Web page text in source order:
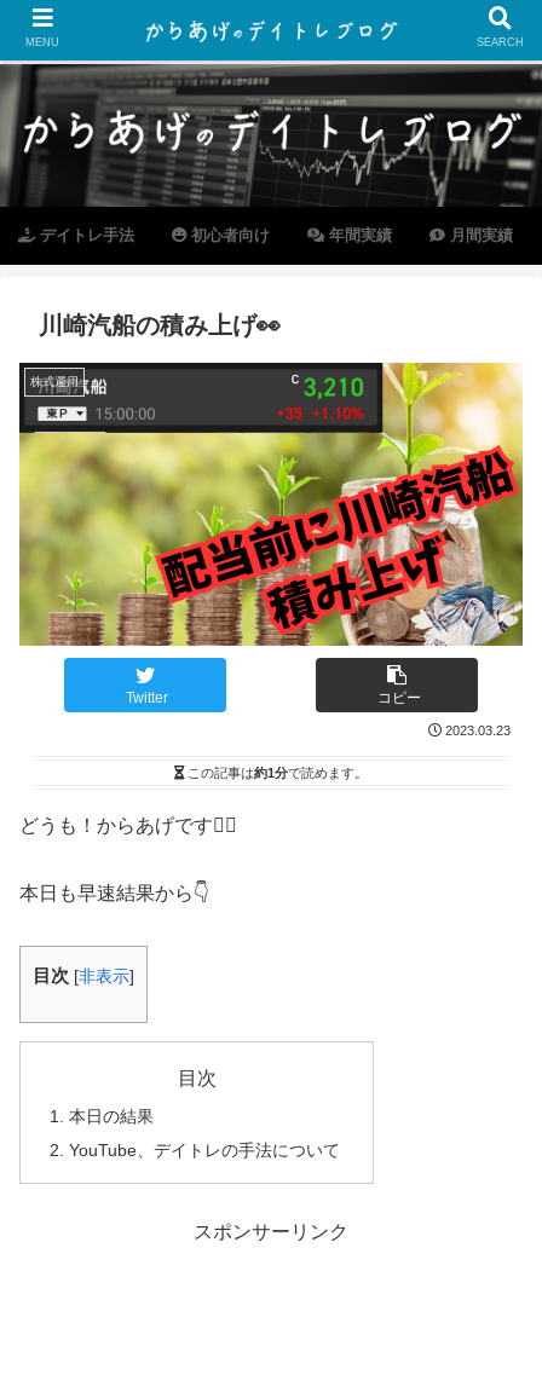
デイトレ手法 初心者向け 年間実績 月間実績
川崎汽船の積み上げ👀
株式運用
Twitter コピー
2023.03.23
この記事は約1分で読めます。
どうも！からあげです🙋‍♂️
本日も早速結果から👇
目次 [非表示]
目次
本日の結果
YouTube、デイトレの手法について
スポンサーリンク
MENU SEARCH